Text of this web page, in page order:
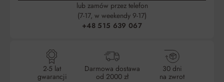
lub zamów przez telefon
(7-17, w weekendy 9-17)
+48 515 639 067
2-5 lat
gwarancji
Darmowa dostawa
od 2000 zł
30 dni
na zwrot